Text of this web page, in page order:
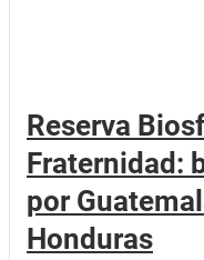
Reserva
Fraternidad:
por
Honduras